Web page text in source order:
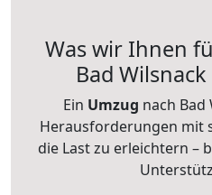
Was wir Ihnen
Bad
Ein Umzug nach Bad
Herausforderungen mit
die Last zu erleichtern –